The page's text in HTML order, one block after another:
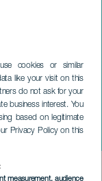
cookies or similar
like your visit on this
do not ask for your
business interest. You
based on legitimate
Privacy Policy on this
measurement, audience